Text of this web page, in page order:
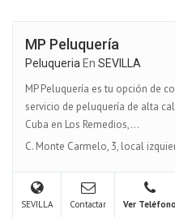
MP Peluquería
Peluqueria En SEVILLA
MP Peluquería es tu opción de
servicio de peluquería de alta
Cuba en Los Remedios,...
C. Monte Carmelo, 3, local
SEVILLA Contactar Ver Teléfono